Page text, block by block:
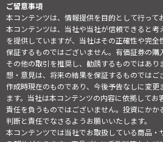
ご留意事項
本コンテンツは、情報提供を目的として行って
本コンテンツは、当社や当社が信頼できると考
を提供していますが、当社はその正確性や完
保証するものではございません。有価証券の購
その他の取引を推奨し、勧誘するものではあ
想・意見は、将来の結果を保証するものではご
作成時現在のものであり、今後予告なしに変
ます。当社は本コンテンツの内容に依拠して
責任を負うものではございません。投資にかか
判断と責任でなさるようお願いいたします。
本コンテンツでは当社でお取扱している商品